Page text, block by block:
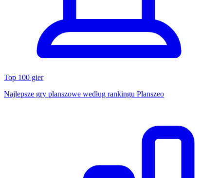
Top 100 gier
Najlepsze gry planszowe według rankingu Planszeo